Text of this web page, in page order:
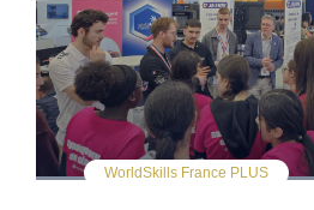
WorldSkills France PLUS